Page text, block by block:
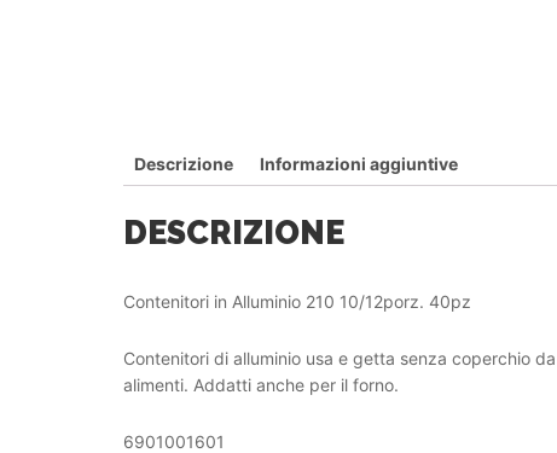
Descrizione Informazioni aggiuntive
DESCRIZIONE
Contenitori in Alluminio 210 10/12porz. 40pz
Contenitori di alluminio usa e getta senza coperchio
alimenti. Addatti anche per il forno.
6901001601